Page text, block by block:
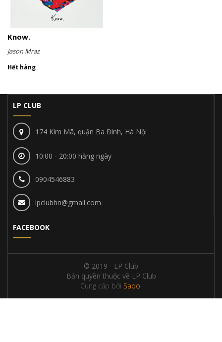
Know.
Jason Mraz
Hết hàng
LP CLUB
174 Kim Mã, quận Ba Đình, Hà Nội
10:00 - 20:00 hằng ngày
0904546883
lpclubhn@gmail.com
FACEBOOK
© 2019 - LP Club
Bản quyền thuộc về LP Club
Cung cấp bởi Sapo